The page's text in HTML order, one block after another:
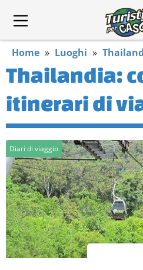
Home » Luoghi »
Thailandia:
itinerari di
Diari di viaggio